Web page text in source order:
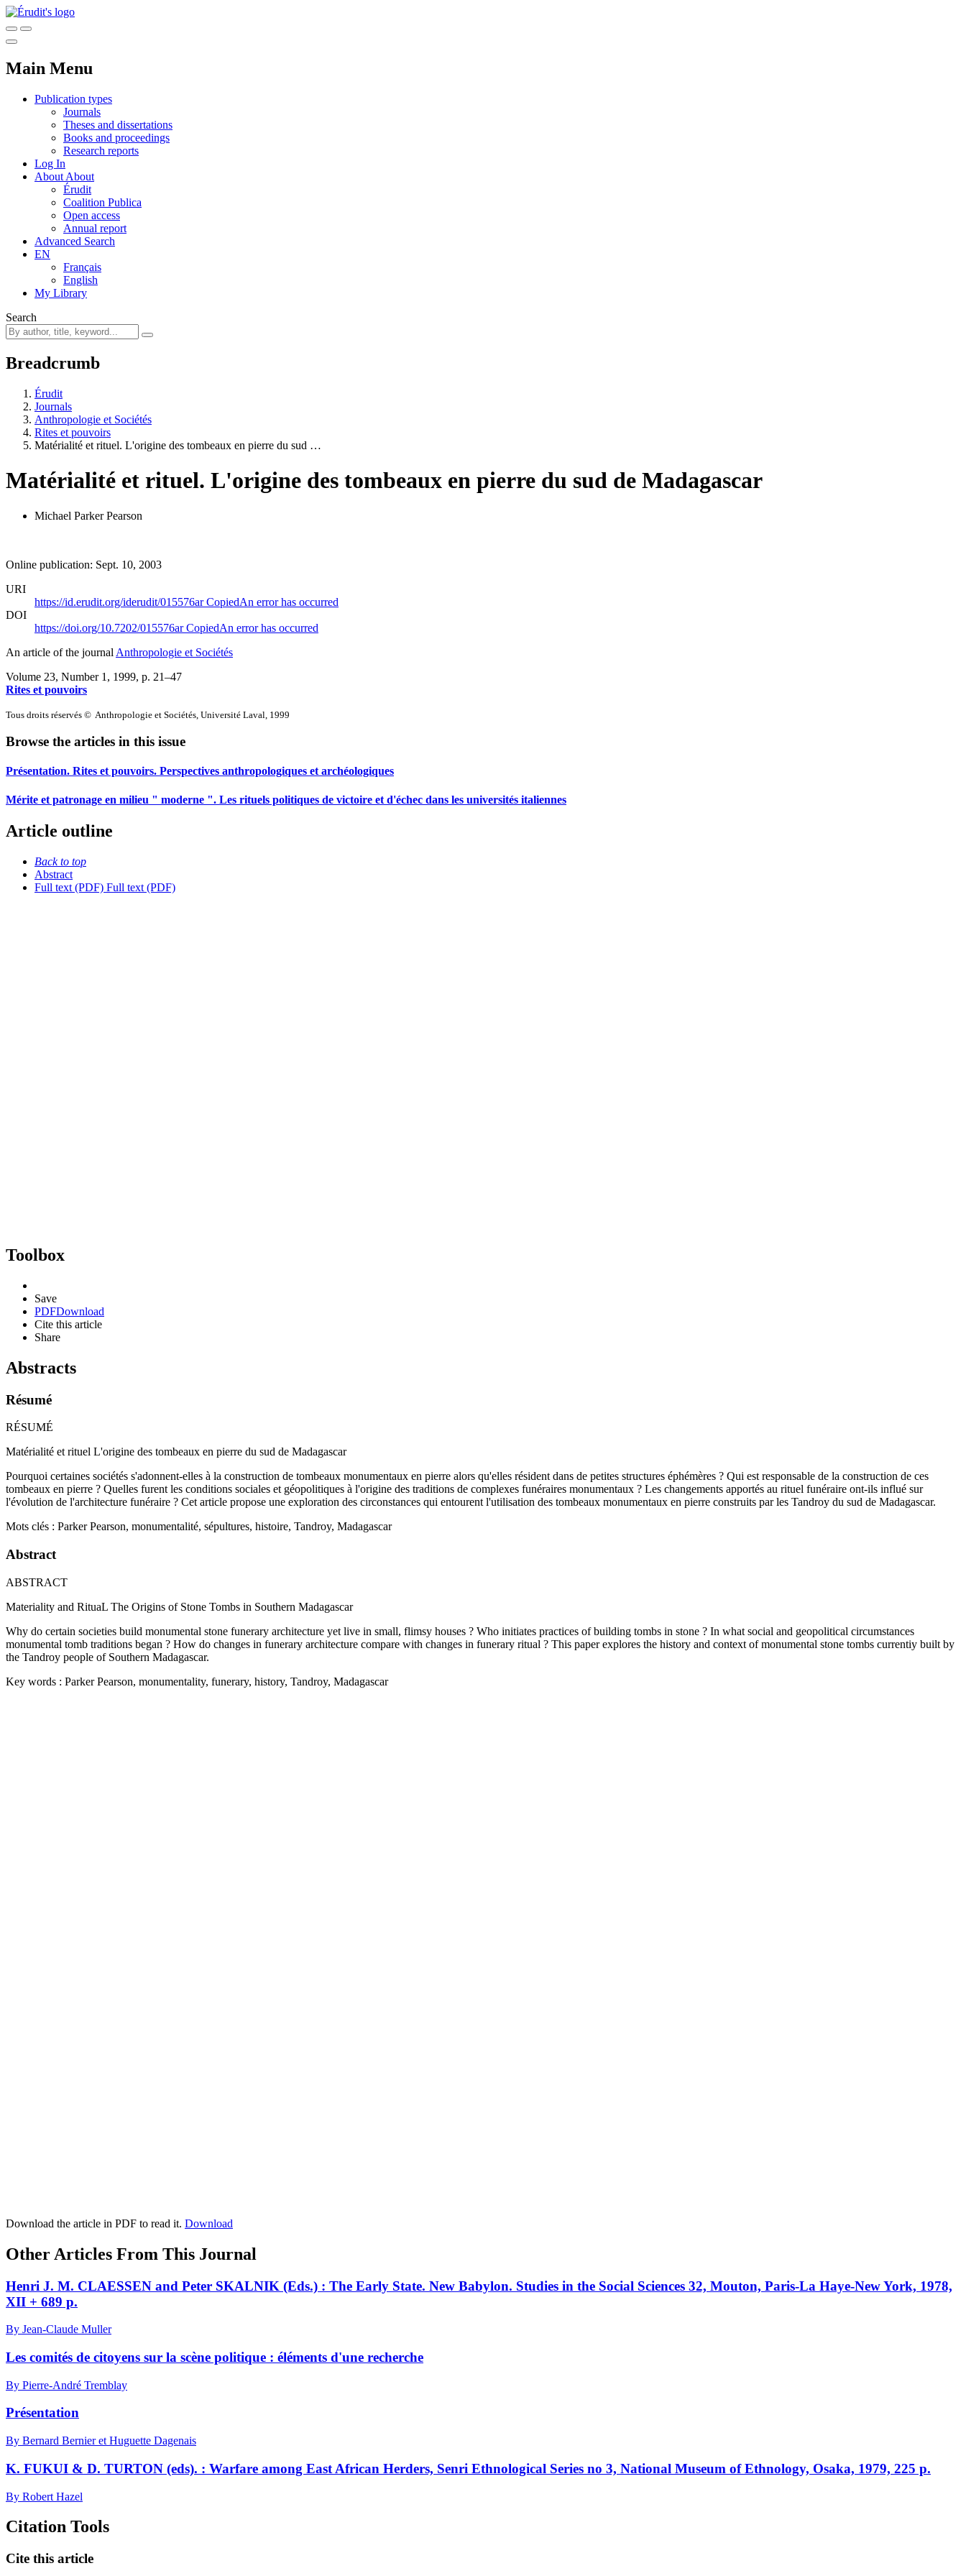
Main Menu
Publication types
Journals
Theses and dissertations
Books and proceedings
Research reports
Log In
About About
Érudit
Coalition Publica
Open access
Annual report
Advanced Search
EN
Français
English
My Library
Search
Breadcrumb
Érudit
Journals
Anthropologie et Sociétés
Rites et pouvoirs
Matérialité et rituel. L'origine des tombeaux en pierre du sud …
Matérialité et rituel. L'origine des tombeaux en pierre du sud de Madagascar
Michael Parker Pearson
Online publication: Sept. 10, 2003
URI
https://id.erudit.org/iderudit/015576arCopiedAn error has occurred
DOI
https://doi.org/10.7202/015576arCopiedAn error has occurred
An article of the journal Anthropologie et Sociétés
Volume 23, Number 1, 1999, p. 21–47
Rites et pouvoirs
Tous droits réservés © Anthropologie et Sociétés, Université Laval, 1999
Browse the articles in this issue
Présentation. Rites et pouvoirs. Perspectives anthropologiques et archéologiques
Mérite et patronage en milieu " moderne ". Les rituels politiques de victoire et d'échec dans les universités italiennes
Article outline
Back to top
Abstract
Full text (PDF) Full text (PDF)
Toolbox
Save
PDFDownload
Cite this article
Share
Abstracts
Résumé
RÉSUMÉ
Matérialité et rituel L'origine des tombeaux en pierre du sud de Madagascar
Pourquoi certaines sociétés s'adonnent-elles à la construction de tombeaux monumentaux en pierre alors qu'elles résident dans de petites structures éphémères ? Qui est responsable de la construction de ces
tombeaux en pierre ? Quelles furent les conditions sociales et géopolitiques à l'origine des traditions de complexes funéraires monumentaux ? Les changements apportés au rituel funéraire ont-ils influé sur
l'évolution de l'architecture funéraire ? Cet article propose une exploration des circonstances qui entourent l'utilisation des tombeaux monumentaux en pierre construits par les Tandroy du sud de Madagascar.
Mots clés : Parker Pearson, monumentalité, sépultures, histoire, Tandroy, Madagascar
Abstract
ABSTRACT
Materiality and RituaL The Origins of Stone Tombs in Southern Madagascar
Why do certain societies build monumental stone funerary architecture yet live in small, flimsy houses ? Who initiates practices of building tombs in stone ? In what social and geopolitical circumstances
monumental tomb traditions began ? How do changes in funerary architecture compare with changes in funerary ritual ? This paper explores the history and context of monumental stone tombs currentiy built by
the Tandroy people of Southern Madagascar.
Key words : Parker Pearson, monumentality, funerary, history, Tandroy, Madagascar
Download the article in PDF to read it. Download
Other Articles From This Journal
Henri J. M. CLAESSEN and Peter SKALNIK (Eds.) : The Early State. New Babylon. Studies in the Social Sciences 32, Mouton, Paris-La Haye-New York, 1978,
XII + 689 p.
By Jean-Claude Muller
Les comités de citoyens sur la scène politique : éléments d'une recherche
By Pierre-André Tremblay
Présentation
By Bernard Bernier et Huguette Dagenais
K. FUKUI & D. TURTON (eds). : Warfare among East African Herders, Senri Ethnological Series no 3, National Museum of Ethnology, Osaka, 1979, 225 p.
By Robert Hazel
Citation Tools
Cite this article